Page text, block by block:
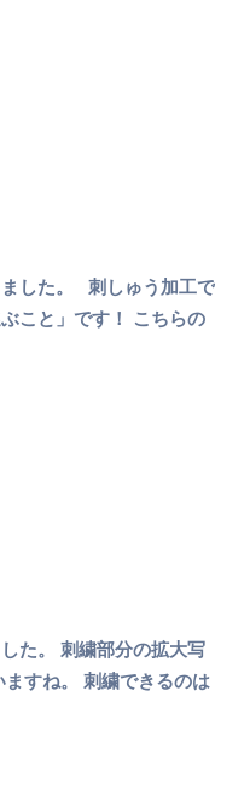
ました。 刺しゅう加工で
こと」です！ こちらの
た。 刺繍部分の拡大写
すね。 刺繍できるのは